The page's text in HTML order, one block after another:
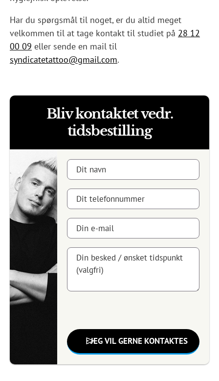
Har du spørgsmål til noget, er du altid meget
velkommen til at tage kontakt til studiet på 28 12
00 09 eller sende en mail til
syndicatetattoo@gmail.com.
Bliv kontaktet vedr.
tidsbestilling
Dit navn
Dit telefonnummer
Din e-mail
Din besked / ønsket tidspunkt
(valgfri)